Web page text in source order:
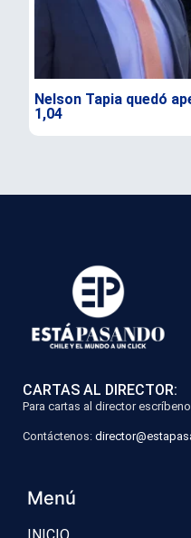
Nelson Tapia quedó
1,04
CARTAS AL DIRECTOR:
Para cartas al director
Contáctenos:
Menú